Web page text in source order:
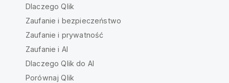
Dlaczego Qlik
Zaufanie i bezpieczeństwo
Zaufanie i prywatność
Zaufanie i AI
Dlaczego Qlik do AI
Porównaj Qlik